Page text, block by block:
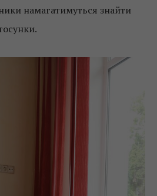
намагатимуться знайти